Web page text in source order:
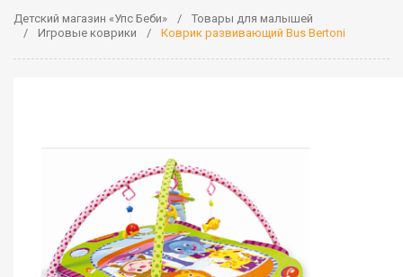
Детский магазин «Упс Беби»
Товары для малышей
Игровые коврики
Коврик развивающий Bus Bertoni